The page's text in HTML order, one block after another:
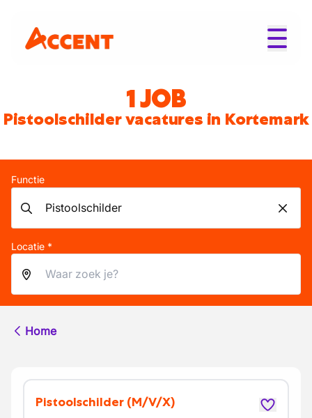
1 JOB
Pistoolschilder vacatures in Kortemark
Functie
Locatie *
Home
Pistoolschilder (M/V/X)